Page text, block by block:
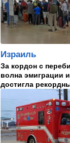
23:58 Мнения
Каждое
иудей
заповедь…
23:36 В мире
Филиппины:
подрался с
оба в
23:03 Ближний
Попутал
пролива:
Израиль
За кордон с
волна эмиграции
достигла